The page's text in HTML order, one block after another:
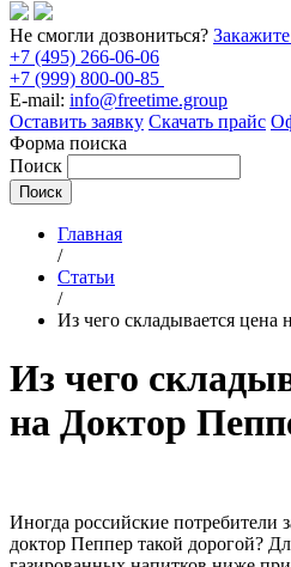
Не смогли дозвониться?
+7 (495) 266-06-06
+7 (999) 800-00-85
E-mail: info@freetime.group
Оставить заявку Скачать прайс
Форма поиска
Поиск
Главная
/
Статьи
/
Из чего складывается цена
Из чего
на Доктор
Иногда российские потребители
доктор Пеппер такой дорогой?